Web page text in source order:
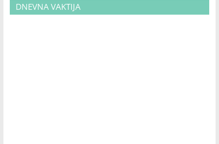
DNEVNA VAKTIJA